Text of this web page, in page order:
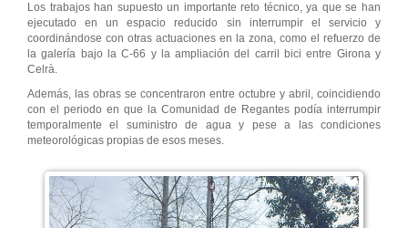
Los trabajos han supuesto un importante reto técnico, ya que se han
ejecutado en un espacio reducido sin interrumpir el servicio y
coordinándose con otras actuaciones en la zona, como el refuerzo de
la galería bajo la C-66 y la ampliación del carril bici entre Girona y
Celrà.
Además, las obras se concentraron entre octubre y abril, coincidiendo
con el periodo en que la Comunidad de Regantes podía interrumpir
temporalmente el suministro de agua y pese a las condiciones
meteorológicas propias de esos meses.